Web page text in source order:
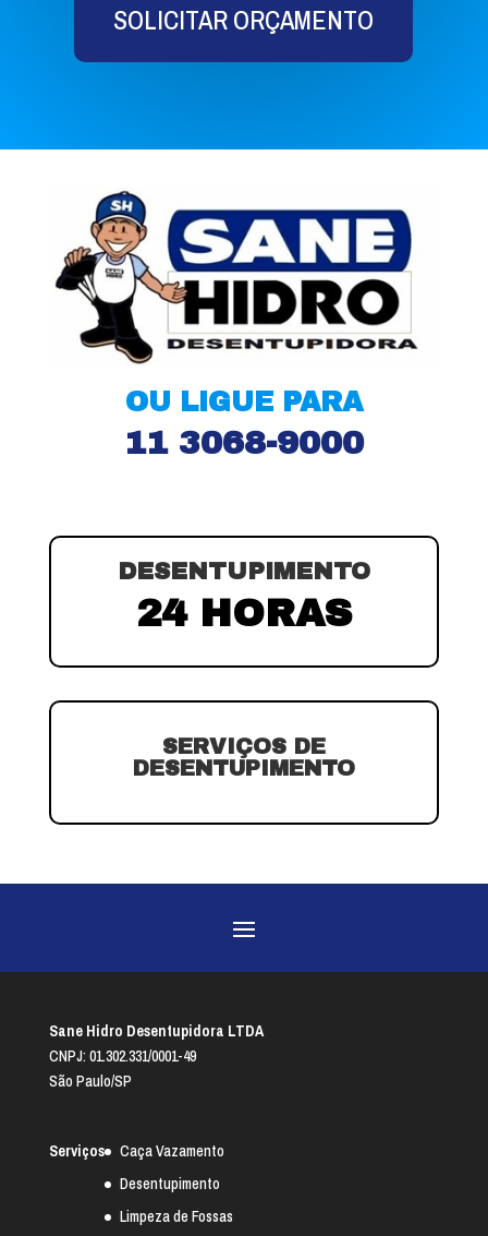
SOLICITAR ORÇAMENTO
OU LIGUE PARA
11 3068-9000
DESENTUPIMENTO
24 HORAS
SERVIÇOS DE
DESENTUPIMENTO
Sane Hidro Desentupidora LTDA
CNPJ: 01.302.331/0001-49
São Paulo/SP
Serviços
Caça Vazamento
Desentupimento
Limpeza de Fossas